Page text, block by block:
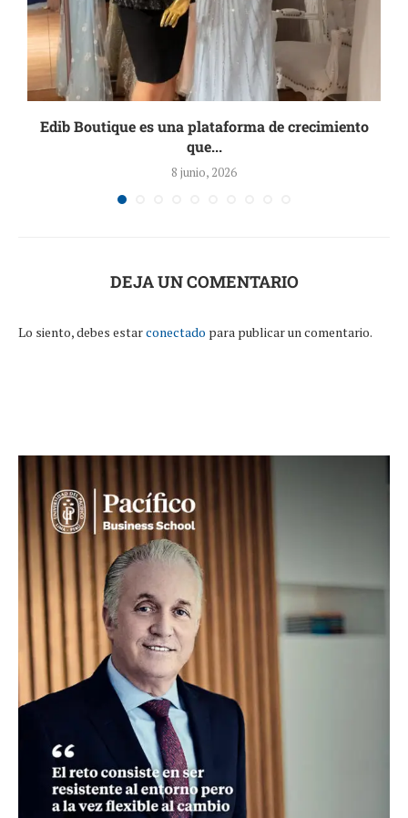
Edib Boutique es una plataforma de crecimiento
que...
8 junio, 2026
DEJA UN COMENTARIO
Lo siento, debes estarconectado para publicar un comentario.